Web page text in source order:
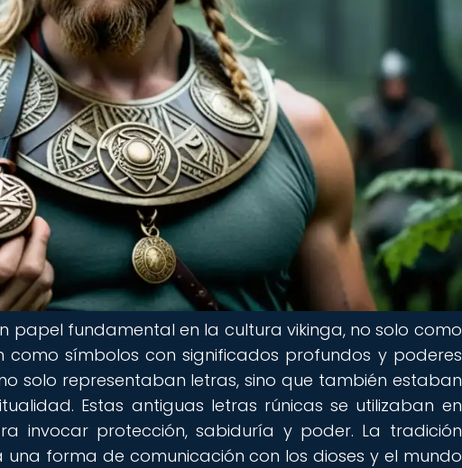
papel fundamental en la cultura vikinga, no solo como
como símbolos con significados profundos y poderes
solo representaban letras, sino que también estaban
Estas antiguas letras rúnicas se utilizaban en
invocar protección, sabiduría y poder. La tradición
forma de comunicación con los dioses y el mundo